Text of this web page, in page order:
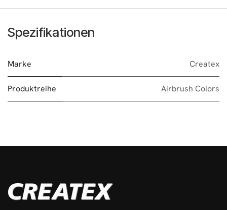
Spezifikationen
Marke Createx
Produktreihe Airbrush Colors